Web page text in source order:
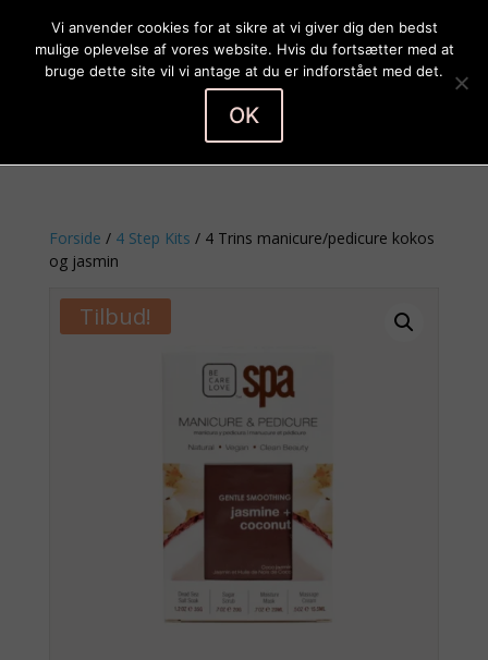
Forside / 4 Step Kits / 4 Trins manicure/pedicure kokos
og jasmin
Tilbud!
Vi anvender cookies for at sikre at vi giver dig den bedst
mulige oplevelse af vores website. Hvis du fortsætter med at
bruge dette site vil vi antage at du er indforstået med det.
OK